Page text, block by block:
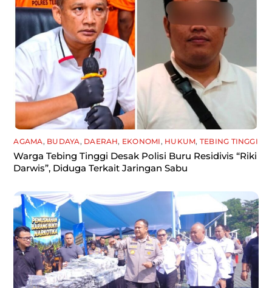
AGAMA, BUDAYA, DAERAH, EKONOMI, HUKUM, TEBING TINGGI
Warga Tebing Tinggi Desak Polisi Buru Residivis “Riki
Darwis”, Diduga Terkait Jaringan Sabu